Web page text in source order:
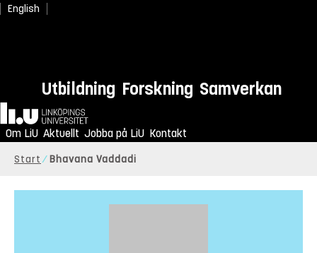
English
Utbildning Forskning Samverkan
Hem
Om LiU Aktuellt Jobba på LiU Kontakt
Start Bhavana Vaddadi